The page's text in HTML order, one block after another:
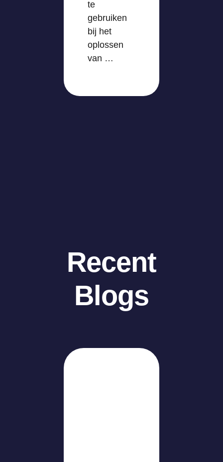
te
gebruiken
bij het
oplossen
van …
Recent
Blogs